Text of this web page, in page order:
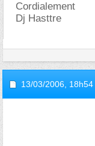
Cordialement
Dj Hasttre
13/03/2006, 18h54